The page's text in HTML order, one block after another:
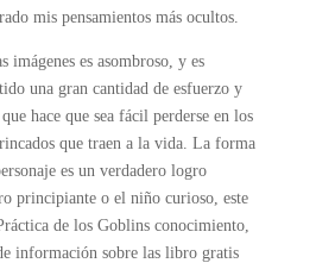
mis pensamientos más ocultos.
imágenes es asombroso, y es
una gran cantidad de esfuerzo y
hace que sea fácil perderse en los
que traen a la vida. La forma
es un verdadero logro
principiante o el niño curioso, este
de los Goblins conocimiento,
información sobre las libro gratis